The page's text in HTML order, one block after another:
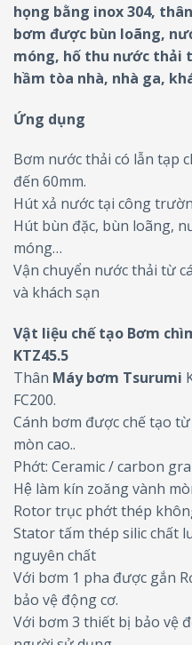
họng bằng inox 304,
bơm được bùn loãng,
móng, hố thu nước thải
hầm tòa nhà, nhà ga,
Ứng dụng
Bơm nước thải có lẫn tạp
đến 60mm.
Hút xả nước tại công
Hút bùn đặc, bùn loãng,
móng…
Vận chuyển nước thải từ
và khách sạn
Vật liệu chế tạo Bơm
KTZ45.5
Thân Máy bơm Tsurumi
FC200.
Cánh bơm được chế tạo
mòn cao..
Phớt: Ceramic / carbon
Hệ làm kín zoăng vành
Rotor trục phớt thép
Stator tấm thép silic chất
nguyên chất
Với bơm 1 pha được gắn
bảo vệ động cơ.
Với bơm 3 thiết bị bảo vệ